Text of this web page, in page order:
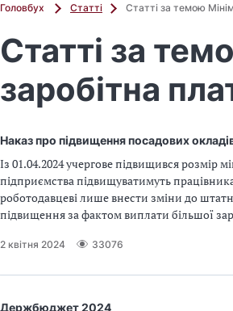
Головбух Статті Статті за темою
Статті за
заробітна
Наказ про підвищення посадових
Із 01.04.2024 учергове підвищився розмір
підприємства підвищуватимуть
роботодавцеві лише внести зміни до
підвищення за фактом виплати більшої
2 квітня 2024 33076
Держбюджет 2024